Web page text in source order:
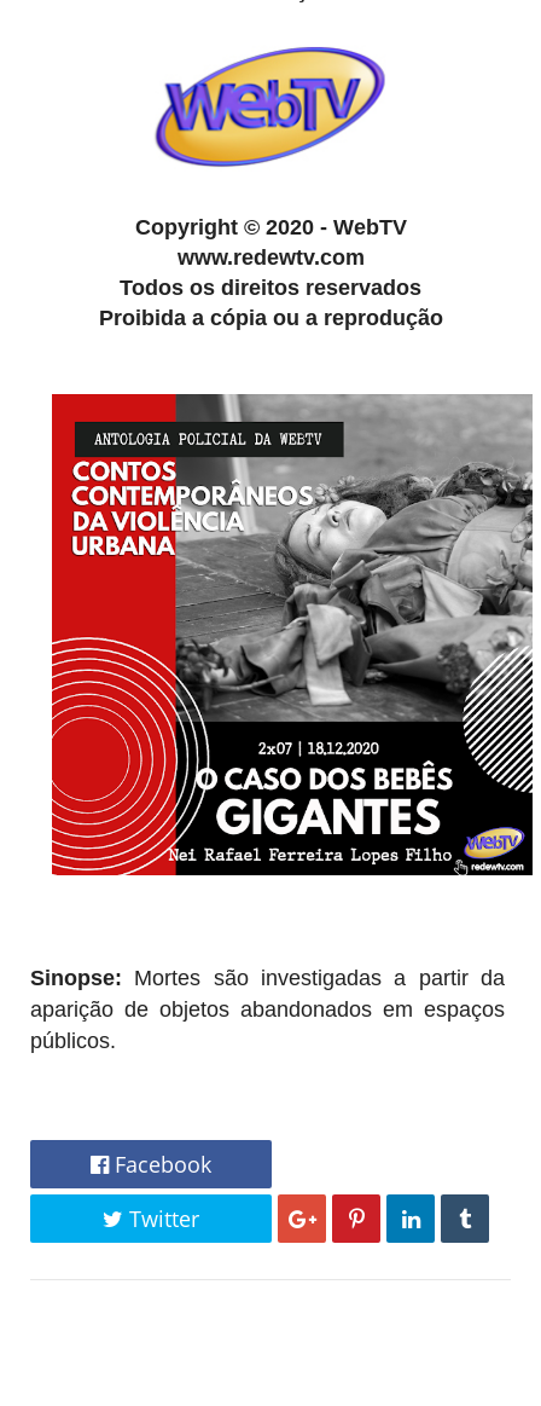
Copyright © 2020 - WebTV
www.redewtv.com
Todos os direitos reservados
Proibida a cópia ou a reprodução
Sinopse: Mortes são investigadas a partir da
aparição de objetos abandonados em espaços
públicos.
Facebook
Twitter